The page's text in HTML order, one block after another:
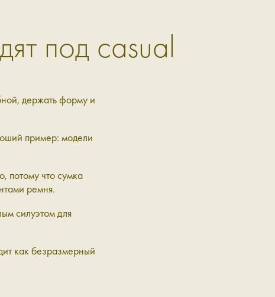
под casual
держать форму и
пример: модели
потому что сумка
ремня.
силуэтом для
как безразмерный